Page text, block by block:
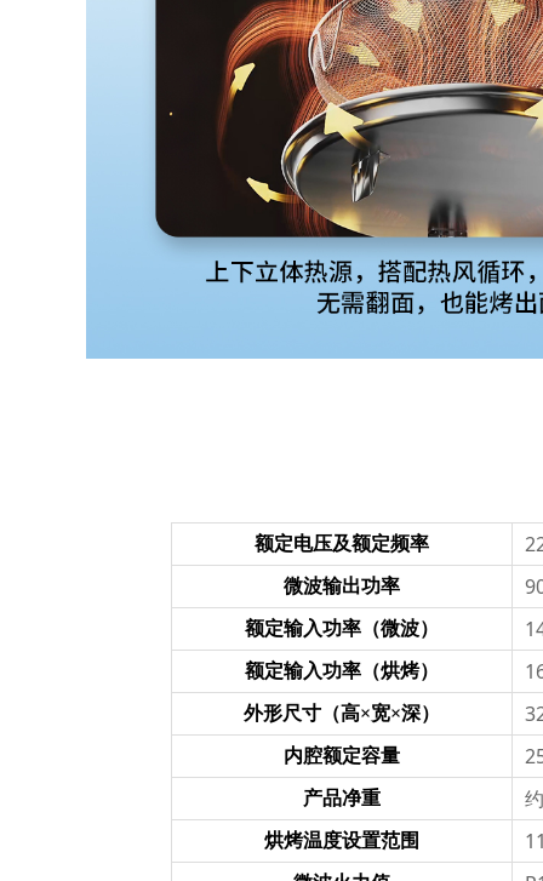
额定电压及额定频率
微波输出功率
额定输入功率（微波）
额定输入功率（烘烤）
外形尺寸（高×宽×深）
内腔额定容量
产品净重
烘烤温度设置范围